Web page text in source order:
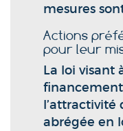
mesures
Actions
pour leur
La loi visant
l’attractivité
abrégée en